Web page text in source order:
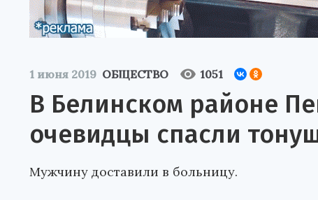
1 июня 2019 ОБЩЕСТВО 1051
В Белинском районе
очевидцы спасли
Мужчину доставили в больницу.